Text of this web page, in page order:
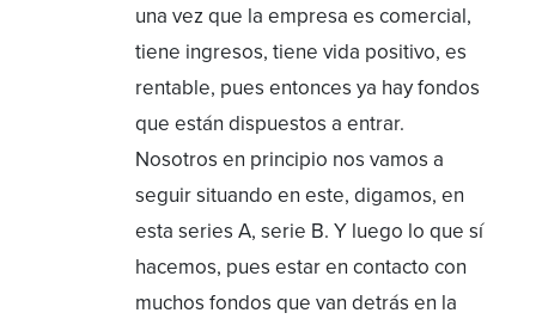
una vez que la empresa es comercial,
tiene ingresos, tiene vida positivo, es
rentable, pues entonces ya hay fondos
que están dispuestos a entrar.
Nosotros en principio nos vamos a
seguir situando en este, digamos, en
esta series A, serie B. Y luego lo que sí
hacemos, pues estar en contacto con
muchos fondos que van detrás en la